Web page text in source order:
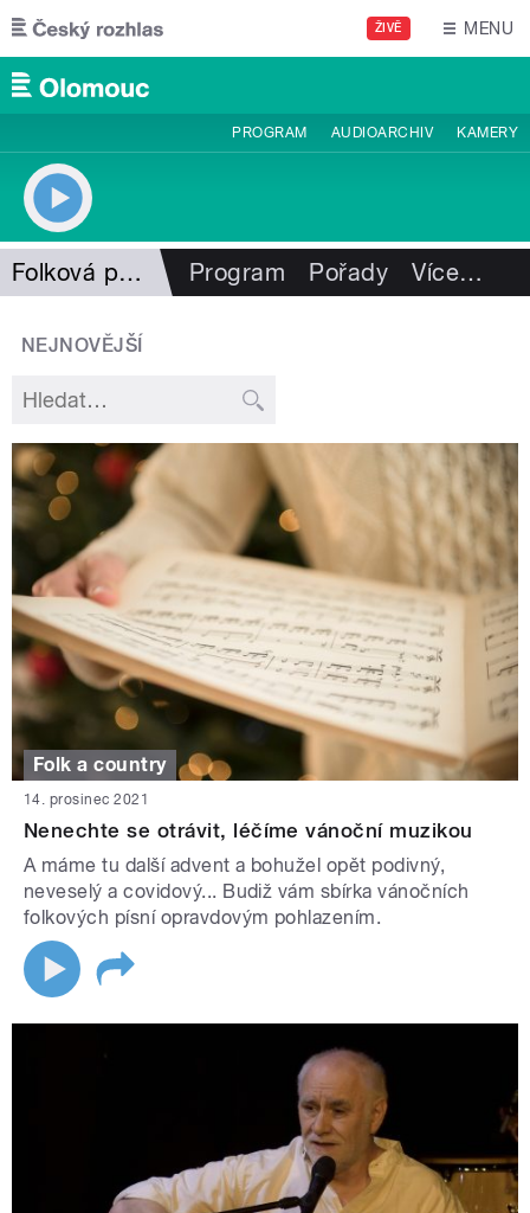
Přejít k hlavnímu obsahu
ŽIVĚ MENU
PROGRAM AUDIOARCHIV KAMERY
Folková pohlazení Program Pořady Více…
NEJNOVĚJŠÍ
Folk a country
14. prosinec 2021
Nenechte se otrávit, léčíme vánoční muzikou
A máme tu další advent a bohužel opět podivný,
neveselý a covidový... Budiž vám sbírka vánočních
folkových písní opravdovým pohlazením.